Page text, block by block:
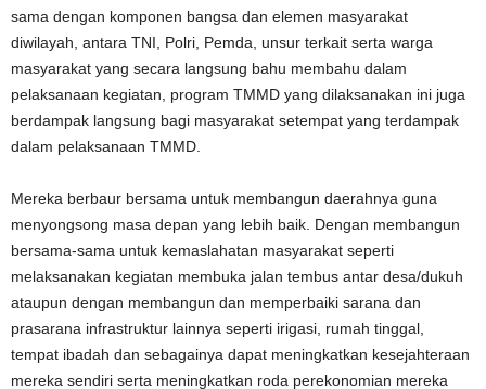
sama dengan komponen bangsa dan elemen masyarakat
diwilayah, antara TNI, Polri, Pemda, unsur terkait serta warga
masyarakat yang secara langsung bahu membahu dalam
pelaksanaan kegiatan, program TMMD yang dilaksanakan ini juga
berdampak langsung bagi masyarakat setempat yang terdampak
dalam pelaksanaan TMMD.
Mereka berbaur bersama untuk membangun daerahnya guna
menyongsong masa depan yang lebih baik. Dengan membangun
bersama-sama untuk kemaslahatan masyarakat seperti
melaksanakan kegiatan membuka jalan tembus antar desa/dukuh
ataupun dengan membangun dan memperbaiki sarana dan
prasarana infrastruktur lainnya seperti irigasi, rumah tinggal,
tempat ibadah dan sebagainya dapat meningkatkan kesejahteraan
mereka sendiri serta meningkatkan roda perekonomian mereka